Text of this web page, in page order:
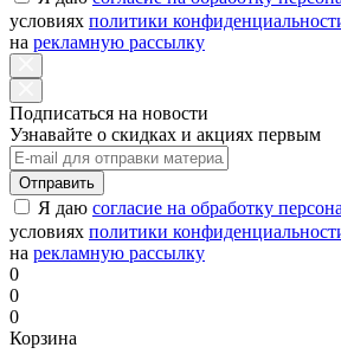
условиях политики
на рекламную рассылку
Подписаться на новости
Узнавайте о скидках и акциях первым
Отправить
Я даю согласие на обработку
условиях политики
на рекламную рассылку
0
0
0
Корзина